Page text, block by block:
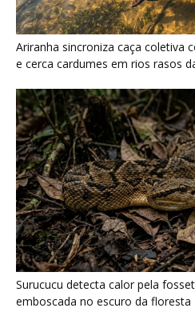
Ariranha sincroniza caça coletiva
e cerca cardumes em rios rasos
Surucucu detecta calor pela
emboscada no escuro da floresta